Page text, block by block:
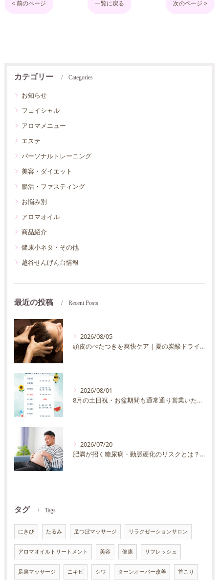
< 前のページ 一覧に戻る 次のページ >
カテゴリー Categories
お知らせ
フェイシャル
アロマメニュー
エステ
パーソナルトレーニング
美容・ダイエット
腸活・ファスティング
お悩み別
アロマオイル
商品紹介
健康小ネタ・その他
越谷せんげん台情報
最近の投稿 Recent Posts
2026/08/05
頭皮のべたつきを爽快ケア｜夏の炭酸ドライヘッドスパ完全ガイド
2026/08/01
8月の土日祝・お盆期間も通常通り営業いたします
2026/07/20
肥満が招く糖尿病・動脈硬化のリスクとは？30代40代男性が今すぐ始めたい予防法を徹底解説
タグ Tags
にきび たるみ 足つぼマッサージ リラクゼーションサロン
アロマオイルトリートメント 美容 健康 リフレッシュ
足裏マッサージ ニキビ シワ ターンオーバー改善 首こり